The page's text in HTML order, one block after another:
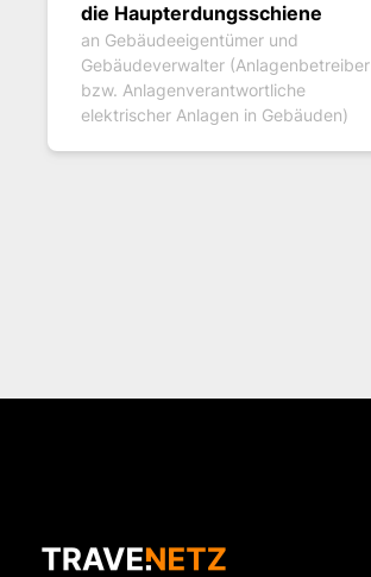
die Haupterdungsschiene
an Gebäudeeigentümer und
Gebäudeverwalter (Anlagenbetreiber
bzw. Anlagenverantwortliche
elektrischer Anlagen in Gebäuden)